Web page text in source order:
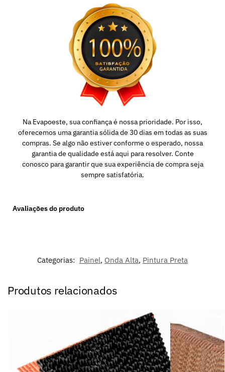
Na Evapoeste, sua confiança é nossa prioridade. Por isso,
oferecemos uma garantia sólida de 30 dias em todas as suas
compras. Se algo não estiver conforme o esperado, nossa
garantia de qualidade está aqui para resolver. Conte
conosco para garantir que sua experiência de compra seja
sempre satisfatória.
Avaliações do produto
Categorias: Painel, Onda Alta, Pintura Preta
Produtos relacionados